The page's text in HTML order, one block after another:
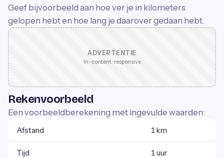
Geef bijvoorbeeld aan hoe ver je in kilometers
gelopen hebt en hoe lang je daarover gedaan hebt.
ADVERTENTIE
In-content · responsive
Rekenvoorbeeld
Een voorbeeldberekening met ingevulde waarden:
Afstand 1 km
Tijd 1 uur